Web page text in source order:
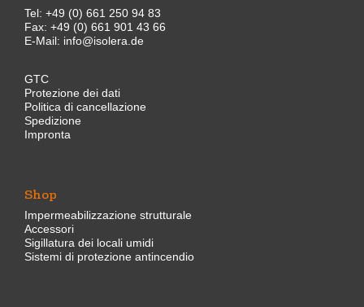
Tel: +49 (0) 661 250 94 83
Fax: +49 (0) 661 901 43 66
E-Mail: info@isolera.de
GTC
Protezione dei dati
Politica di cancellazione
Spedizione
Impronta
Shop
Impermeabilizzazione strutturale
Accessori
Sigillatura dei locali umidi
Sistemi di protezione antincendio